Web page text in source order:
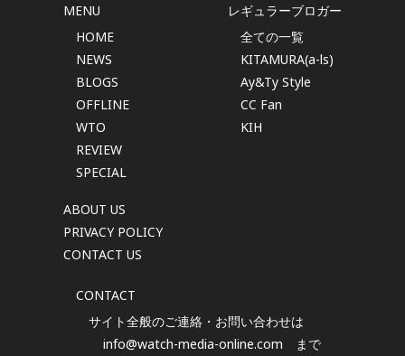
MENU
HOME
NEWS
BLOGS
OFFLINE
WTO
REVIEW
SPECIAL
ABOUT US
PRIVACY POLICY
CONTACT US
レギュラーブロガー
全ての一覧
KITAMURA(a-ls)
Ay&Ty Style
CC Fan
KIH
CONTACT
サイト全般のご連絡・お問い合わせは
info@watch-media-online.com まで